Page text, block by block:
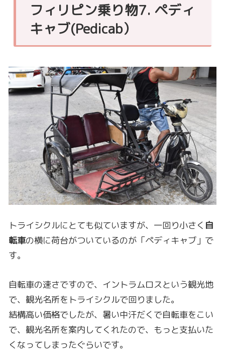
フィリピン乗り物7. ペディ
キャブ(Pedicab）
トライシクルにとても似ていますが、一回り小さく 自
転車の横に荷台がついているのが「ペディキャブ」で
す。
自転車の速さですので、イントラムロスという観光地
で、観光名所をトライシクルで回りました。
結構高い価格でしたが、暑い中汗だくで自転車をこい
で、観光名所を案内してくれたので、もっと支払いた
くなってしまったぐらいです。